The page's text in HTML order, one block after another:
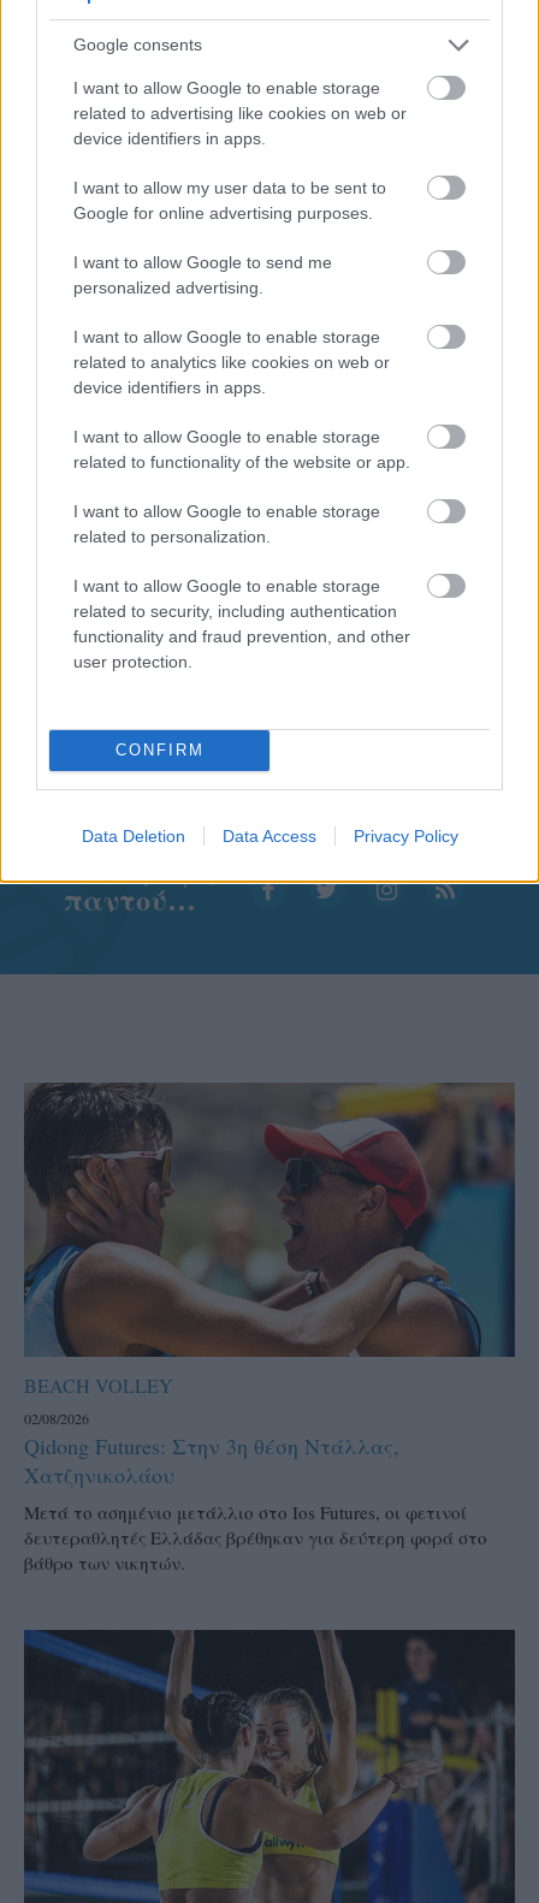
Google consents
I want to allow Google to enable storage
related to advertising like cookies on web or
device identifiers in apps.
I want to allow my user data to be sent to
Google for online advertising purposes.
I want to allow Google to send me
personalized advertising.
I want to allow Google to enable storage
related to analytics like cookies on web or
device identifiers in apps.
I want to allow Google to enable storage
related to functionality of the website or app.
I want to allow Google to enable storage
related to personalization.
I want to allow Google to enable storage
related to security, including authentication
functionality and fraud prevention, and other
user protection.
CONFIRM
Data Deletion Data Access Privacy Policy
Aκολουθήστε μας
παντού…
BEACH VOLLEY
02/08/2026
Qidong Futures: Στην 3η θέση Ντάλλας,
Χατζηνικολάου
Μετά το ασημένιο μετάλλιο στο Ios Futures, οι φετινοί
δευτεραθλητές Ελλάδας βρέθηκαν για δεύτερη φορά στο
βάθρο των νικητών.